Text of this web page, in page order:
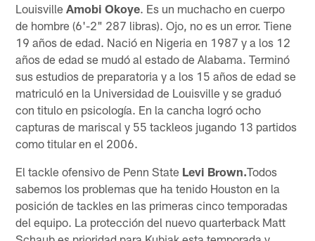
LouisvilleAmobi Okoye. Es un muchacho en cuerpo
de hombre (6'-2" 287 libras). Ojo, no es un error. Tiene
19 años de edad. Nació en Nigeria en 1987 y a los 12
años de edad se mudó al estado de Alabama. Terminó
sus estudios de preparatoria y a los 15 años de edad se
matriculó en la Universidad de Louisville y se graduó
con titulo en psicología. En la cancha logró ocho
capturas de mariscal y 55 tackleos jugando 13 partidos
como titular en el 2006.
El tackle ofensivo de Penn State Levi Brown.Todos
sabemos los problemas que ha tenido Houston en la
posición de tackles en las primeras cinco temporadas
del equipo. La protección del nuevo quarterback Matt